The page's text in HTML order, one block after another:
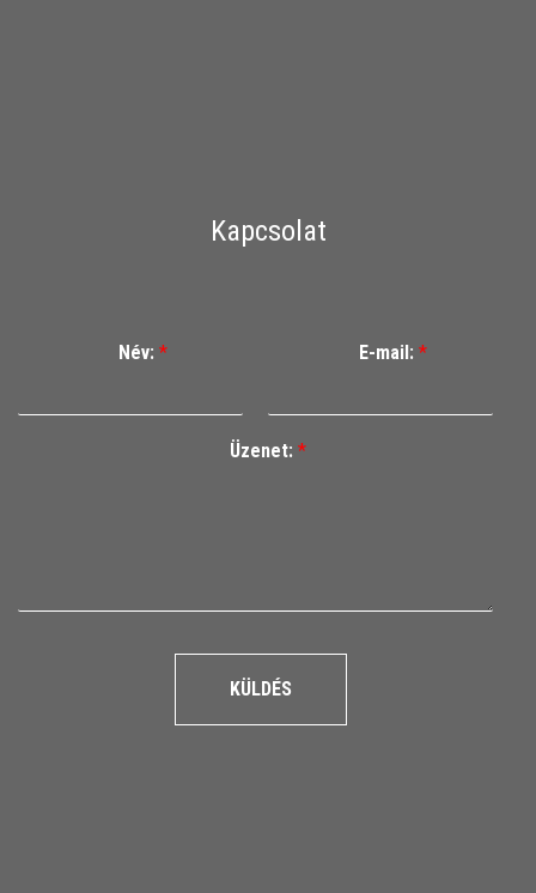
Kapcsolat
Név: * E-mail: *
Üzenet: *
KÜLDÉS